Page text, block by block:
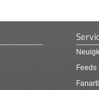
Feeds